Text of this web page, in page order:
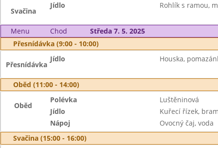
Svačina
Jídlo Rohlík s ramou,
Menu Chod
Středa 7. 5. 2025
Přesnídávka (9:00 - 10:00)
Přesnídávka
Jídlo Houska,
Oběd (11:00 - 14:00)
Oběd
Polévka
Luštěninová
Jídlo
Kuřecí řízek,
Nápoj
Ovocný čaj, voda
Svačina (15:00 - 16:00)